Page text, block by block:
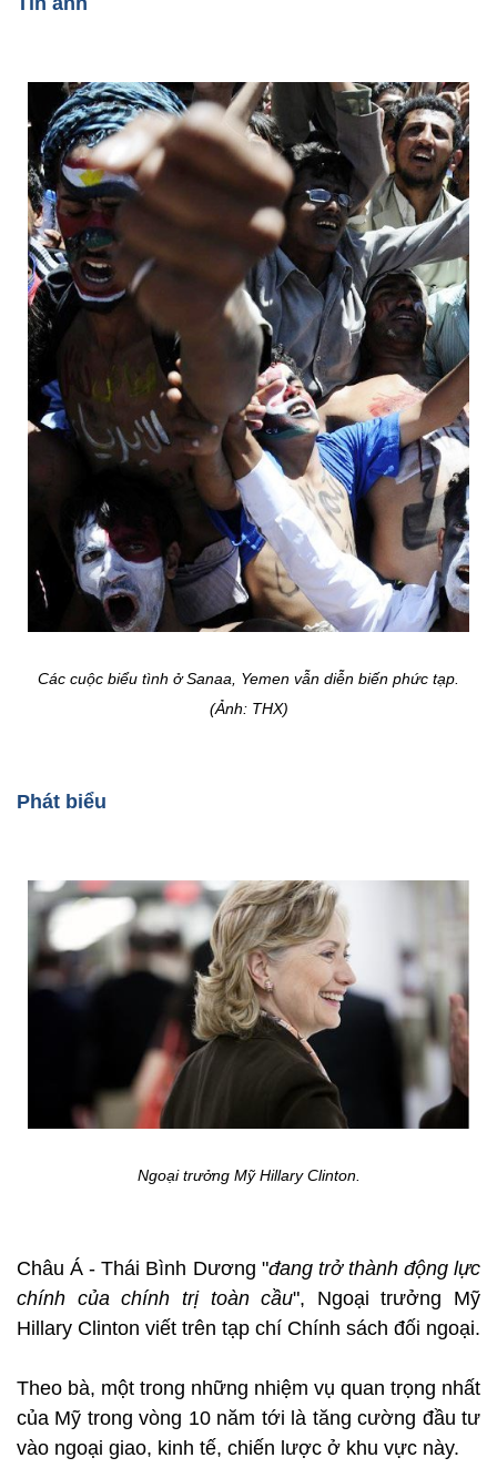
Các cuộc biểu tình ở Sanaa, Yemen vẫn diễn biến phức tạp.
(Ảnh: THX)
Phát biểu
Ngoại trưởng Mỹ Hillary Clinton.
Châu Á - Thái Bình Dương "đang trở thành động lực
chính của chính trị toàn cầu", Ngoại trưởng Mỹ
Hillary Clinton viết trên tạp chí Chính sách đối ngoại.
Theo bà, một trong những nhiệm vụ quan trọng nhất
của Mỹ trong vòng 10 năm tới là tăng cường đầu tư
vào ngoại giao, kinh tế, chiến lược ở khu vực này.